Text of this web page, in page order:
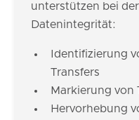
unterstützen bei
Datenintegrität:
Identifizierung
Transfers
Markierung von
Hervorhebung